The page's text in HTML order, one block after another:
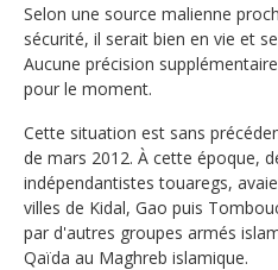
Selon une source malienne
sécurité, il serait bien en vie et
Aucune précision
pour le moment.
Cette situation est sans
de mars 2012. À cette époque,
indépendantistes touaregs,
villes de Kidal, Gao puis
par d'autres groupes armés
Qaïda au Maghreb islamique.